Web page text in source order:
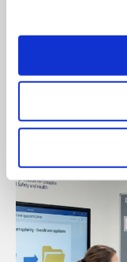
Satser
Siden 2016 har
blitt utført av